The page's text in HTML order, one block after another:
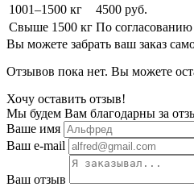
1001–1500 кг
4500 руб.
Свыше 1500 кг По согласованию
Вы можете забрать ваш заказ
Отзывов пока нет. Вы можете
Хочу оставить отзыв!
Мы будем Вам благодарны за
Ваше имя
Ваш e-mail
Ваш отзыв